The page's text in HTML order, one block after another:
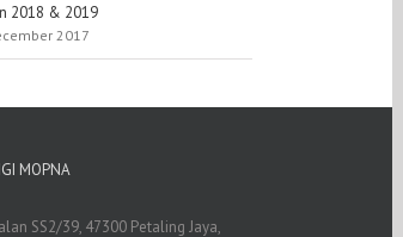
2018 & 2019
2017
MOPNA
SS2/39, 47300 Petaling Jaya,